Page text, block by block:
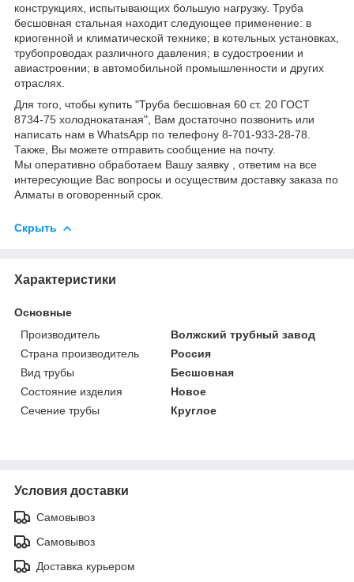
конструкциях, испытывающих большую нагрузку. Труба
бесшовная стальная находит следующее применение: в
криогенной и климатической технике; в котельных установках,
трубопроводах различного давления; в судостроении и
авиастроении; в автомобильной промышленности и других
отраслях.
Для того, чтобы купить "Труба бесшовная 60 ст. 20 ГОСТ
8734-75 холоднокатаная", Вам достаточно позвонить или
написать нам в WhatsApp по телефону 8-701-933-28-78.
Также, Вы можете отправить сообщение на почту.
Мы оперативно обработаем Вашу заявку , ответим на все
интересующие Вас вопросы и осуществим доставку заказа по
Алматы в оговоренный срок.
Скрыть
Характеристики
Основные
Производитель
Волжский трубный завод
Страна производитель
Россия
Вид трубы
Бесшовная
Состояние изделия
Новое
Сечение трубы
Круглое
Условия доставки
Самовывоз
Самовывоз
Доставка курьером